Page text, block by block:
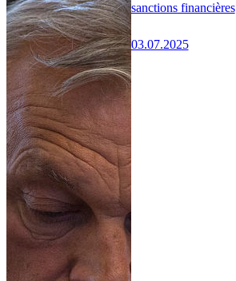
sanctions financières
03.07.2025